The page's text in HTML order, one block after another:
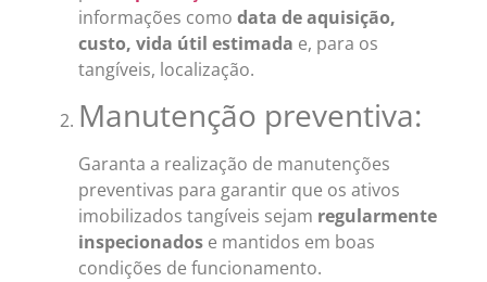
informações comodata de aquisição,
custo, vida útil estimada e, para os
tangíveis, localização.
Manutenção preventiva:
Garanta a realização de manutenções
preventivas para garantir que os ativos
imobilizados tangíveis sejam regularmente
inspecionados e mantidos em boas
condições de funcionamento.